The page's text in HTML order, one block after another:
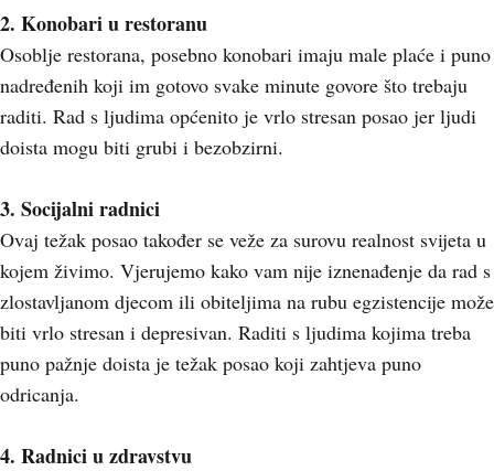
2. Konobari u restoranu
Osoblje restorana, posebno konobari imaju male plaće i puno
nadređenih koji im gotovo svake minute govore što trebaju
raditi. Rad s ljudima općenito je vrlo stresan posao jer ljudi
doista mogu biti grubi i bezobzirni.
3. Socijalni radnici
Ovaj težak posao također se veže za surovu realnost svijeta u
kojem živimo. Vjerujemo kako vam nije iznenađenje da rad s
zlostavljanom djecom ili obiteljima na rubu egzistencije može
biti vrlo stresan i depresivan. Raditi s ljudima kojima treba
puno pažnje doista je težak posao koji zahtjeva puno
odricanja.
4. Radnici u zdravstvu